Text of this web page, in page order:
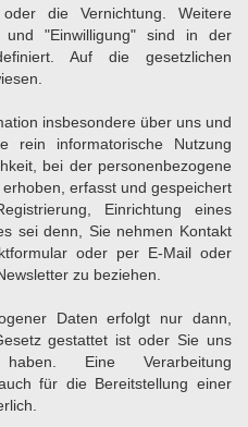
die Vernichtung. Weitere
und "Einwilligung" sind in der
Auf die gesetzlichen
insbesondere über uns und
rein informatorische Nutzung
bei der personenbezogene
erfasst und gespeichert
Einrichtung eines
sei denn, Sie nehmen Kontakt
oder per E-Mail oder
zu beziehen.
Daten erfolgt nur dann,
gestattet ist oder Sie uns
Eine Verarbeitung
für die Bereitstellung einer